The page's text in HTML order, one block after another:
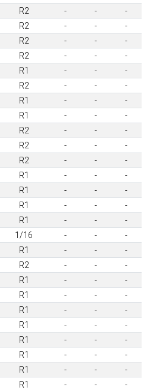
R2 - -
-
R2 - -
-
R2 - -
-
R2 - -
-
R1 - -
-
R2 - -
-
R1 - -
-
R1 - -
-
R2 - -
-
R2 - -
-
R2 - -
-
R1 - -
-
R1 - -
-
R1 - -
-
R1 - -
-
1/16 - -
-
R1 - -
-
R2 - -
-
R1 - -
-
R1 - -
-
R1 - -
-
R1 - -
-
R1 - -
-
R1 - -
-
R1 - -
-
R1 - -
-